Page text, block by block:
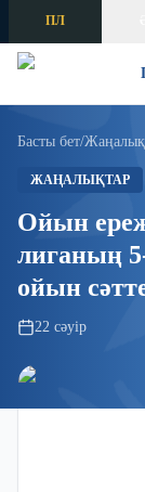
Skip to content
ПЛ
Басты бет/
ЖАҢАЛЫҚТАР
Ойын
лиганың
ойын
22 сәуір